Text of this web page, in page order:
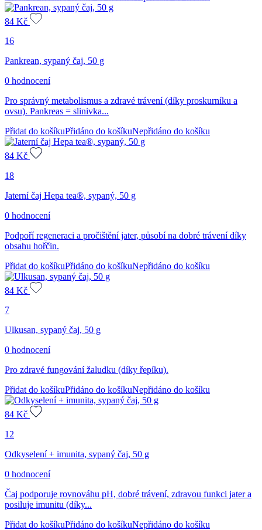
84 Kč
16
Pankrean, sypaný čaj, 50 g
0 hodnocení
Pro správný metabolismus a zdravé trávení (díky proskurníku a
ovsu). Pankreas = slinivka...
Přidat do košíkuPřidáno do košíkuNepřidáno do košíku
84 Kč
18
Jaterní čaj Hepa tea®, sypaný, 50 g
0 hodnocení
Podpoří regeneraci a pročištění jater, působí na dobré trávení díky
obsahu hořčin.
Přidat do košíkuPřidáno do košíkuNepřidáno do košíku
84 Kč
7
Ulkusan, sypaný čaj, 50 g
0 hodnocení
Pro zdravé fungování žaludku (díky řepíku).
Přidat do košíkuPřidáno do košíkuNepřidáno do košíku
84 Kč
12
Odkyselení + imunita, sypaný čaj, 50 g
0 hodnocení
Čaj podporuje rovnováhu pH, dobré trávení, zdravou funkci jater a
posiluje imunitu (díky...
Přidat do košíkuPřidáno do košíkuNepřidáno do košíku